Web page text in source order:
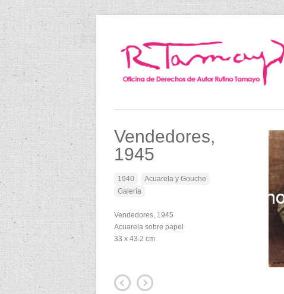
Vendedores,
1945
1940
Acuarela y Gouche
Galería
Vendedores, 1945
Acuarela sobre papel
33 x 43.2 cm